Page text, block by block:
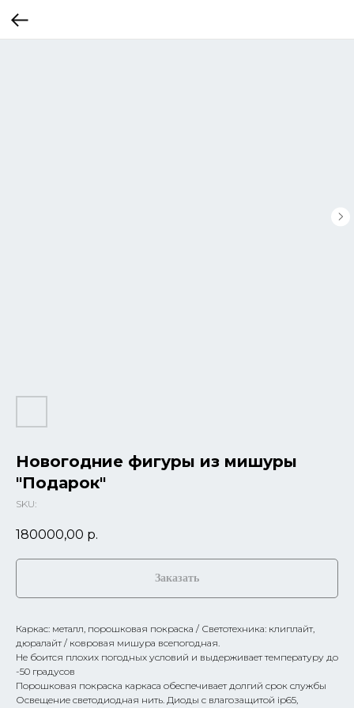
Новогодние фигуры из мишуры
"Подарок"
SKU:
180000,00 р.
Заказать
Каркас: металл, порошковая покраска / Светотехника: клиплайт,
дюралайт / ковровая мишура всепогодная.
Не боится плохих погодных условий и выдерживает температуру до
-50 градусов
Порошковая покраска каркаса обеспечивает долгий срок службы
Освещение светодиодная нить. Диоды с влагозащитой ip65,